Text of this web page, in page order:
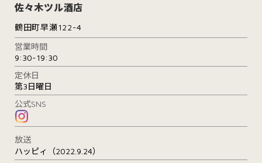
佐々木ツル酒店
鶴田町早瀬122-4
営業時間
9:30-19:30
定休日
第3日曜日
公式SNS
放送
ハッピィ（2022.9.24）